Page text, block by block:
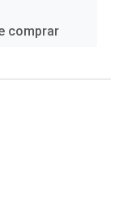
comprar